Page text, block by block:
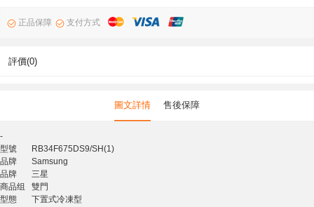
正品保障 支付方式
評價(0)
圖文詳情 售後保障
-
型號
RB34F675DS9/SH(1)
品牌
Samsung
品牌
三星
商品组
雙門
型態
下置式冷凍型